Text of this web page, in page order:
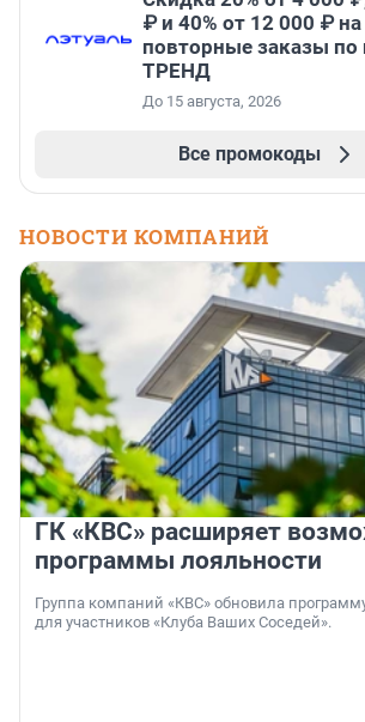
₽ и 40% от 12 000 ₽
повторные заказы
ТРЕНД
До 15 августа, 2026
Все промокоды
НОВОСТИ КОМПАНИЙ
ГК «КВС» расширяет
программы лояльности
Группа компаний «КВС» обновила
для участников «Клуба Ваших Соседей».